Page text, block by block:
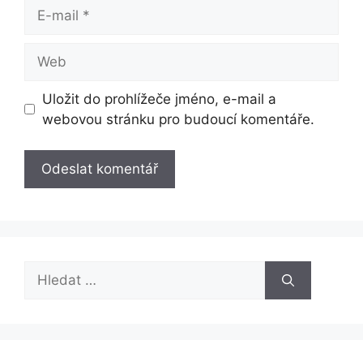
mail
Uložit do prohlížeče jméno, e-mail a
webovou stránku pro budoucí komentáře.
Hledat: